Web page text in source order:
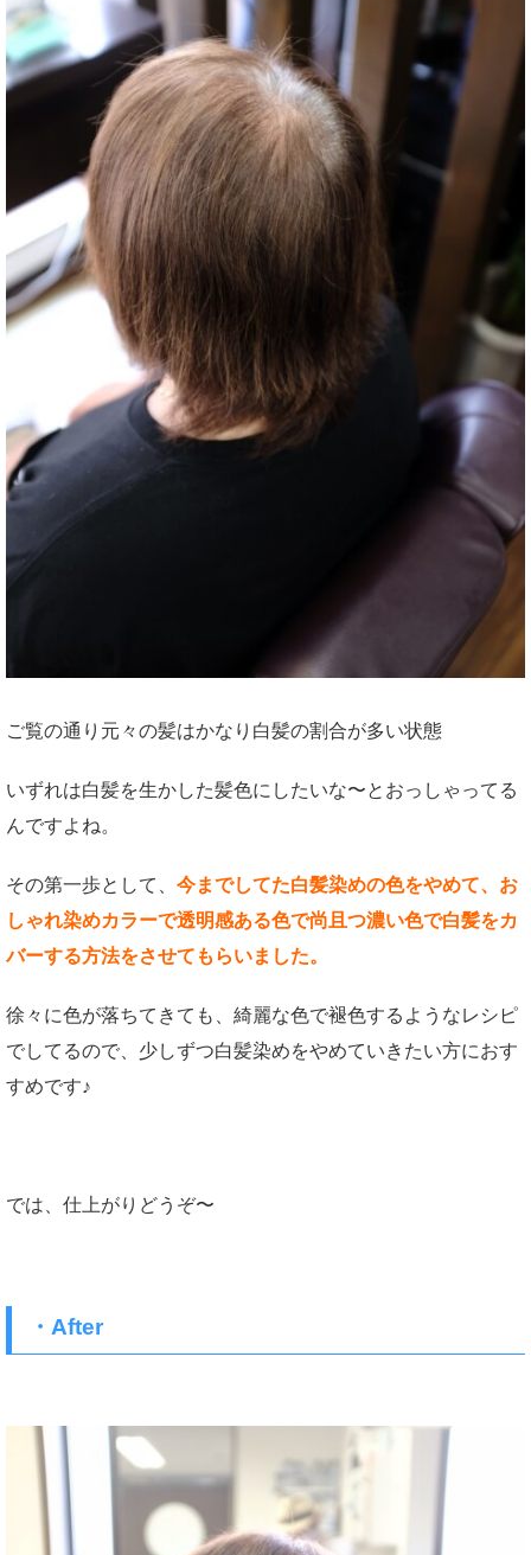
ご覧の通り元々の髪はかなり白髪の割合が多い状態
いずれは白髪を生かした髪色にしたいな〜とおっしゃってる
んですよね。
その第一歩として、 今までしてた白髪染めの色をやめて、お
しゃれ染めカラーで透明感ある色で尚且つ濃い色で白髪をカ
バーする方法をさせてもらいました。
徐々に色が落ちてきても、綺麗な色で褪色するようなレシピ
でしてるので、少しずつ白髪染めをやめていきたい方におす
すめです♪
では、仕上がりどうぞ〜
・After